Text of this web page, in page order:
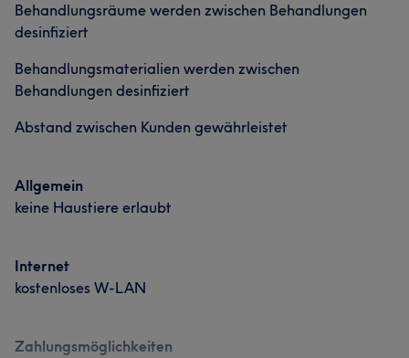
Behandlungsräume werden zwischen Behandlungen
desinfiziert
Behandlungsmaterialien werden zwischen
Behandlungen desinfiziert
Abstand zwischen Kunden gewährleistet
Allgemein
keine Haustiere erlaubt
Internet
kostenloses W-LAN
Zahlungsmöglichkeiten